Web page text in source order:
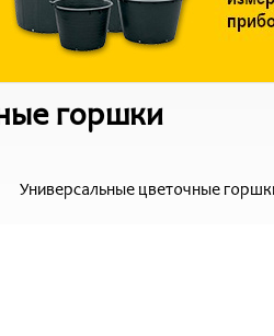
горшки
Универсальные цветочные